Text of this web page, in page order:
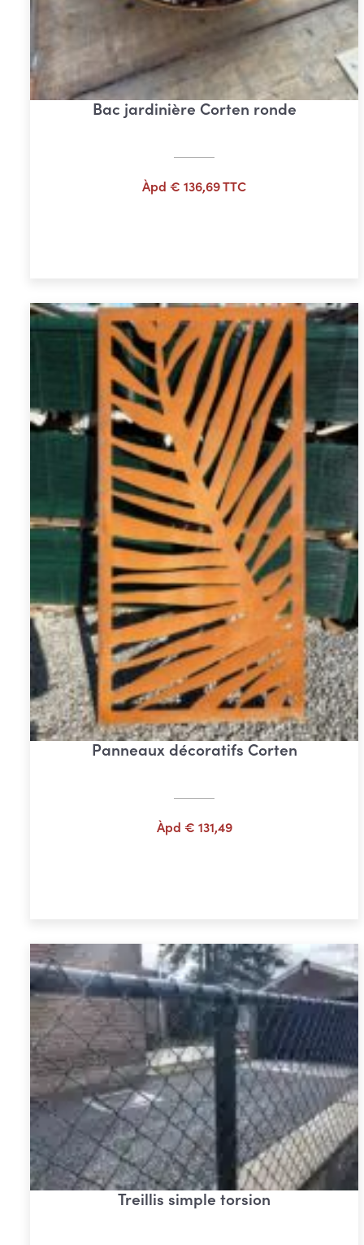
Bac jardinière Corten ronde
Àpd € 136,69TTC
Panneaux décoratifs Corten
Àpd € 131,49
Treillis simple torsion